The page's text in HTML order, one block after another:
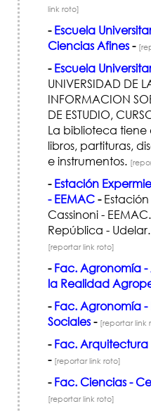
link roto]
- Escuela
Ciencias Afines-
- Escuela
UNIVERSIDAD DE
INFORMACION
DE ESTUDIO,
La biblioteca tiene
libros, partituras,
e instrumentos.
- Estación
- EEMAC-Estación
Cassinoni -
República -
[reportar link roto]
- Fac. Agronomía
la Realidad
- Fac. Agronomía
Sociales- [reportar link
- Fac. Arquitectura
- [reportar link roto]
- Fac. Ciencias -
[reportar link roto]